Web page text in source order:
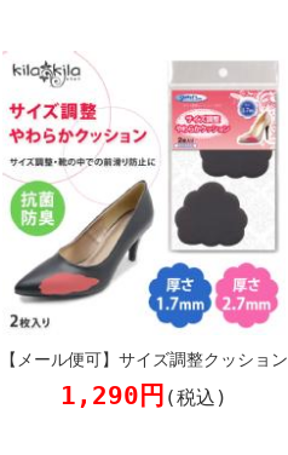
【メール便可】サイズ調整クッション
1,290円 (税込)